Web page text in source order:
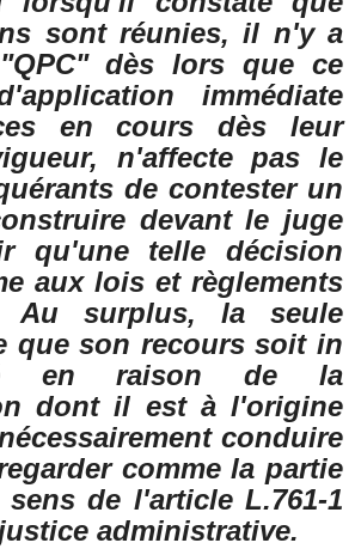
sont réunies, il n'y a
dès lors que ce
immédiate
en cours dès leur
n'affecte pas le
de contester un
devant le juge
qu'une telle décision
aux lois et règlements
Au surplus, la seule
que son recours soit in
en raison de la
dont il est à l'origine
conduire
comme la partie
de l'article L.761-1
administrative.